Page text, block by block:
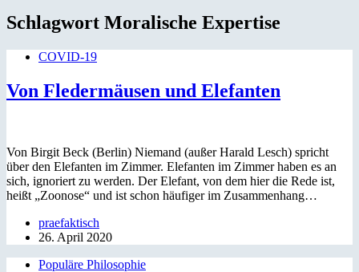
Schlagwort Moralische Expertise
COVID-19
Von Fledermäusen und Elefanten
Von Birgit Beck (Berlin) Niemand (außer Harald Lesch) spricht
über den Elefanten im Zimmer. Elefanten im Zimmer haben es an
sich, ignoriert zu werden. Der Elefant, von dem hier die Rede ist,
heißt „Zoonose“ und ist schon häufiger im Zusammenhang…
praefaktisch
26. April 2020
Populäre Philosophie